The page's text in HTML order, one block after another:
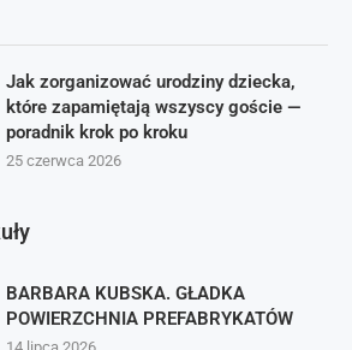
Jak zorganizować urodziny dziecka,
które zapamiętają wszyscy goście —
poradnik krok po kroku
25 czerwca 2026
BARBARA KUBSKA. GŁADKA
POWIERZCHNIA PREFABRYKATÓW